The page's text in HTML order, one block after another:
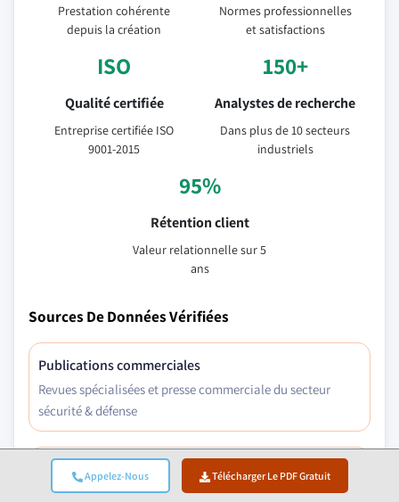
Appelez-Nous Télécharger Le PDF Gratuit
Prestation cohérente
depuis la création
Normes professionnelles
et satisfactions
ISO
Qualité certifiée
Entreprise certifiée ISO
9001-2015
150+
Analystes de recherche
Dans plus de 10 secteurs
industriels
95%
Rétention client
Valeur relationnelle sur 5
ans
Sources De Données Vérifiées
Publications commerciales
Revues spécialisées et presse commerciale du secteur
sécurité & défense
Bases de données industrielles
Bases de données de marché propriétaires et tierces